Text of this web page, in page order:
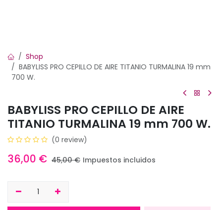
Shop
BABYLISS PRO CEPILLO DE AIRE TITANIO TURMALINA 19 mm
700 W.
BABYLISS PRO CEPILLO DE AIRE
TITANIO TURMALINA 19 mm 700 W.
(0 review)
36,00 € 45,00€ Impuestos incluidos